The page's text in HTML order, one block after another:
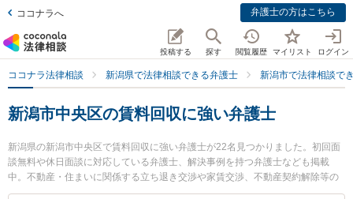
ココナラへ 弁護士の方はこちら
投稿する 探す 閲覧履歴 マイリスト ログイン
ココナラ法律相談 新潟県で法律相談できる弁護士 新潟市で法律相談で
新潟市中央区の賃料回収に強い弁護士
新潟県の新潟市中央区で賃料回収に強い弁護士が22名見つかりました。初回面
談無料や休日面談に対応している弁護士、解決事例を持つ弁護士なども掲載
中。不動産・住まいに関係する立ち退き交渉や家賃交渉、不動産契約解除等の
細かな分野での絞り込み検索もでき便利です。特に虎ノ門法律経済事務所 新潟